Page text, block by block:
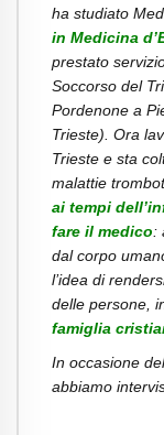
ha studiato
in Medicina
prestato
Soccorso del
Pordenone a
Trieste). Ora
Trieste e sta
malattie
ai tempi
fare il medico:
dal corpo
l’idea di
delle persone,
famiglia
In occasione
abbiamo